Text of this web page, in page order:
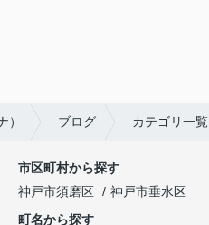
ブログ カテゴリ一覧
市区町村から探す
神戸市須磨区
神戸市垂水区
町名から探す